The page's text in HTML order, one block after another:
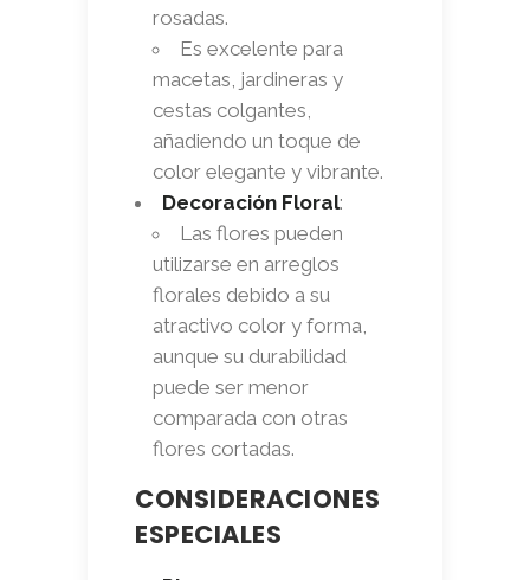
rosadas.
Es excelente para
macetas, jardineras y
cestas colgantes,
añadiendo un toque de
color elegante y vibrante.
Decoración Floral:
Las flores pueden
utilizarse en arreglos
florales debido a su
atractivo color y forma,
aunque su durabilidad
puede ser menor
comparada con otras
flores cortadas.
CONSIDERACIONES
ESPECIALES